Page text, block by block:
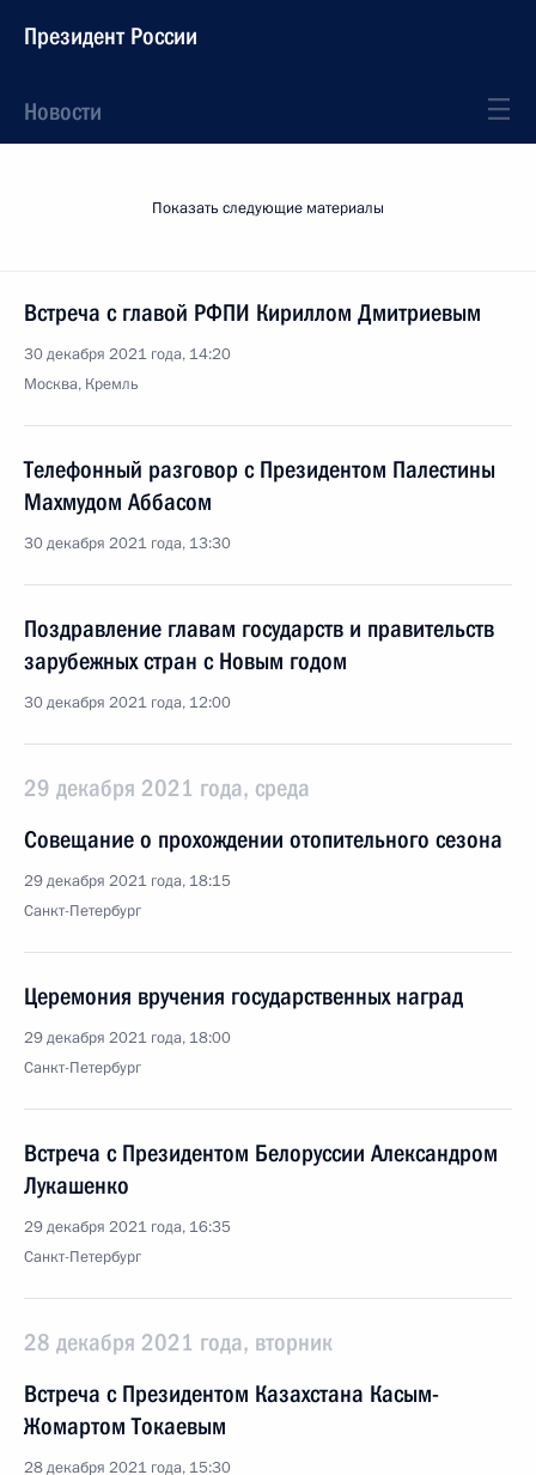
Президент России
Новости
Показать следующие материалы
Встреча с главой РФПИ Кириллом Дмитриевым
30 декабря 2021 года, 14:20
Москва, Кремль
Телефонный разговор с Президентом Палестины
Махмудом Аббасом
30 декабря 2021 года, 13:30
Поздравление главам государств и правительств
зарубежных стран с Новым годом
30 декабря 2021 года, 12:00
29 декабря 2021 года, среда
Совещание о прохождении отопительного сезона
29 декабря 2021 года, 18:15
Санкт-Петербург
Церемония вручения государственных наград
29 декабря 2021 года, 18:00
Санкт-Петербург
Встреча с Президентом Белоруссии Александром
Лукашенко
29 декабря 2021 года, 16:35
Санкт-Петербург
28 декабря 2021 года, вторник
Встреча с Президентом Казахстана Касым-
Жомартом Токаевым
28 декабря 2021 года, 15:30